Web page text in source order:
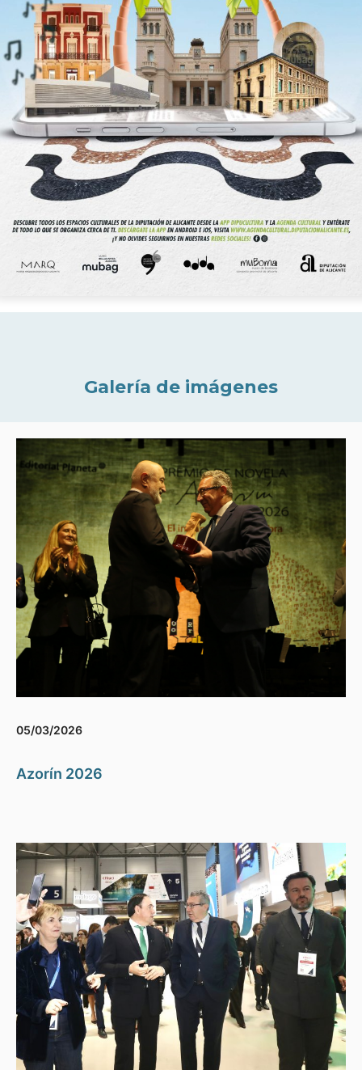
Galería de imágenes
05/03/2026
Azorín 2026